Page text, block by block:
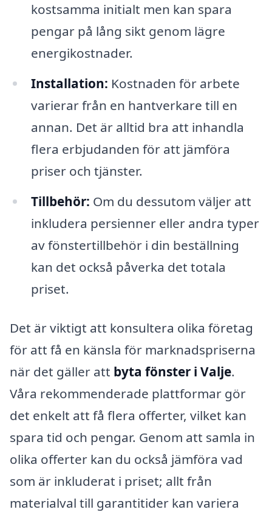
kostsamma initialt men kan spara
pengar på lång sikt genom lägre
energikostnader.
Installation: Kostnaden för arbete
varierar från en hantverkare till en
annan. Det är alltid bra att inhandla
flera erbjudanden för att jämföra
priser och tjänster.
Tillbehör: Om du dessutom väljer att
inkludera persienner eller andra typer
av fönstertillbehör i din beställning
kan det också påverka det totala
priset.
Det är viktigt att konsultera olika företag
för att få en känsla för marknadspriserna
när det gäller att byta fönster i Valje.
Våra rekommenderade plattformar gör
det enkelt att få flera offerter, vilket kan
spara tid och pengar. Genom att samla in
olika offerter kan du också jämföra vad
som är inkluderat i priset; allt från
materialval till garantitider kan variera